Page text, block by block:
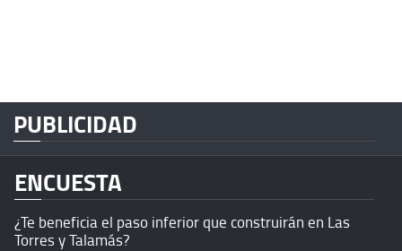
PUBLICIDAD
ENCUESTA
¿Te beneficia el paso inferior que construirán en Las
Torres y Talamás?